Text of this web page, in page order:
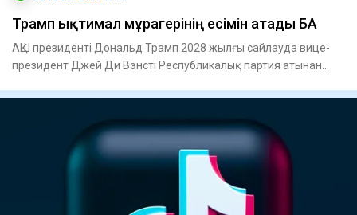
Трамп ықтимал мұрагерінің есімін атады БАҚ
АҚШ президенті Дональд Трамп 2028 жылғы сайлауда вице-
президент Джей Ди Вэнсті Республикалық партия атынан